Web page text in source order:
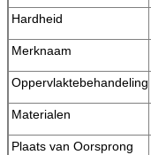
Hardheid
Merknaam
Oppervlaktebehandeling
Materialen
Plaats van Oorsprong